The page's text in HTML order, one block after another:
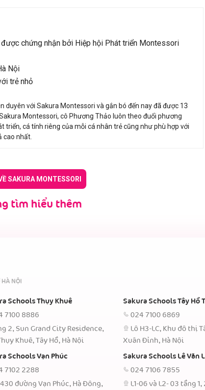
chứng nhận bởi Hiệp hội Phát triển Montessori
Nội
trẻ nhỏ
duyên với Sakura Montessori và gắn bó đến nay đã được 13
Montessori, cô Phương Thảo luôn theo đuổi phương
cá tính riêng của mỗi cá nhân trẻ cũng như phù hợp với
cao nhất.
SAKURA MONTESSORI
tìm hiểu thêm
HÀ NỘI
Schools Thụy Khuê
7100 8886
2, Sun Grand City Residence,
Khuê, Tây Hồ, Hà Nội
Sakura Schools Tây Hồ
024 7100 6869
Lô H3-LC, Khu đô thị
Xuân Đỉnh, Hà Nội
Schools Vạn Phúc
7102 2288
đường Vạn Phúc, Hà Đông,
Sakura Schools Lê Văn
024 7106 7855
L1-06 và L2- 03 tầng 1,